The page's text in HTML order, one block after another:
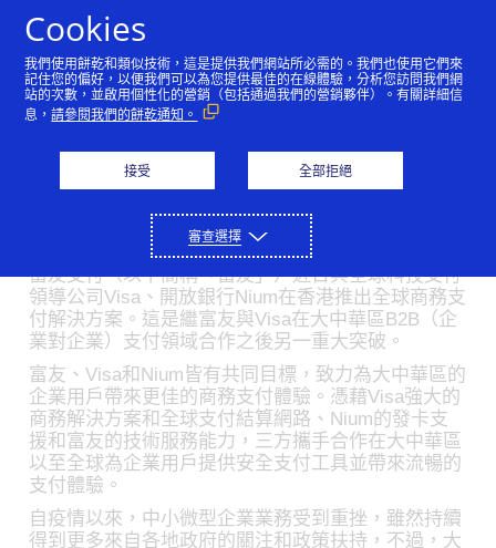
富友支付、Visa和Nium攜
手推出 全球商務支付解決
富友支付（以下簡稱「富友」）近日與全球科技支付
領導公司Visa、開放銀行Nium在香港推出全球商務支
付解決方案。這是繼富友與Visa在大中華區B2B（企
業對企業）支付領域合作之後另一重大突破。
富友、Visa和Nium皆有共同目標，致力為大中華區的
企業用戶帶來更佳的商務支付體驗。憑藉Visa強大的
商務解決方案和全球支付結算網路、Nium的發卡支
援和富友的技術服務能力，三方攜手合作在大中華區
以至全球為企業用戶提供安全支付工具並帶來流暢的
支付體驗。
自疫情以來，中小微型企業業務受到重挫，雖然持續
得到更多來自各地政府的關注和政策扶持，不過，大
Cookies
我們使用餅乾和類似技術，這是提供我們網站所必需的。我們也使用它們來
記住您的偏好，以便我們可以為您提供最佳的在線體驗，分析您訪問我們網
站的次數，並啟用個性化的營銷（包括通過我們的營銷夥伴）。有關詳細信
息，請參閱我們的餅乾通知。
接受 全部拒絕
審查選擇